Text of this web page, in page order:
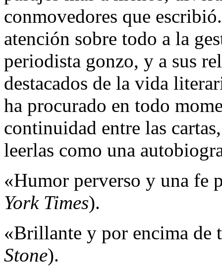
conmovedores que
atención sobre todo a la
periodista gonzo, y a sus
destacados de la vida
ha procurado en todo
continuidad entre las
leerlas como una
«Humor perverso y una fe
York Times).
«Brillante y por encima de
Stone).